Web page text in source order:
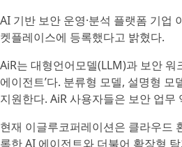
AI 기반 보안 운영·분석 플랫폼 기업
켓플레이스에 등록했다고 밝혔다.
AiR는 대형언어모델(LLM)과 보안
에이전트’다. 분류형 모델, 설명형
지원한다. AiR 사용자들은 보안 업
현재 이글루코퍼레이션은 클라우드
록한 AI 에이전트와 더불어 확장형